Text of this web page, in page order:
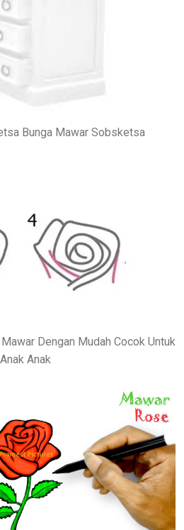
Bunga Mawar Sobsketsa
Dengan Mudah Cocok Untuk
Anak Anak